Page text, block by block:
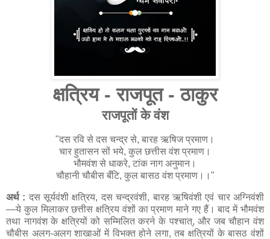
क्षत्रिय - राजपूत - ठाकुर
राजपूतों के वंश
"दस रवि से दस चन्द्र से, बारह ऋषिज प्रमाण।
चार हुतासन सों भये, कुल छत्तीस वंश प्रमाण।
भौमवंश से धाकरे, टांक नाग अनुमान।
चौहानी चौबीस बँटि, कुल बासठ वंश प्रमाण।।"
अर्थ : दस सूर्यवंशी क्षत्रिय, दस चन्द्रवंशी, बारह ऋषिवंशी एवं चार अग्निवंशी
—ये कुल मिलाकर छत्तीस क्षत्रिय वंशों का प्रमाण माने गए हैं। बाद में भौमवंश
तथा नागवंश के क्षत्रियों को सम्मिलित करने के पश्चात्, और जब चौहान वंश
चौबीस अलग-अलग शाखाओं में विभक्त होने लगा, तब क्षत्रियों के बासठ वंशों